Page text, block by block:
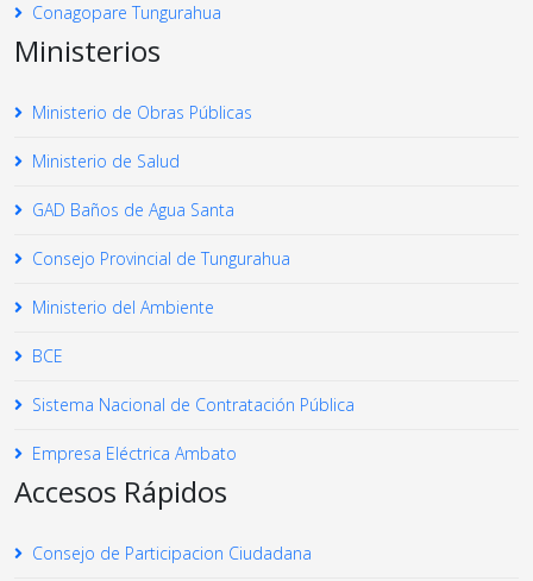
Conagopare Tungurahua
Ministerios
Ministerio de Obras Públicas
Ministerio de Salud
GAD Baños de Agua Santa
Consejo Provincial de Tungurahua
Ministerio del Ambiente
BCE
Sistema Nacional de Contratación Pública
Empresa Eléctrica Ambato
Accesos Rápidos
Consejo de Participacion Ciudadana